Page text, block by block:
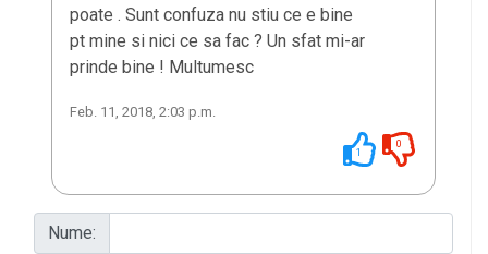
poate . Sunt confuza nu stiu ce e bine
pt mine si nici ce sa fac ? Un sfat mi-ar
prinde bine ! Multumesc
Feb. 11, 2018, 2:03 p.m.
1
0
Nume: